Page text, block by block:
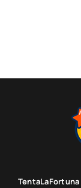
TentaLaFortuna